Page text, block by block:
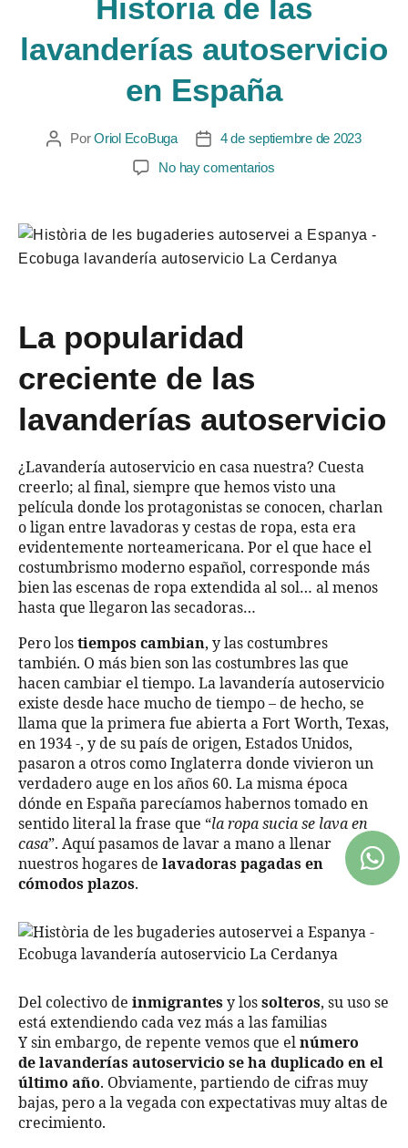
Historia de las
lavanderías autoservicio
en España
PorOriol EcoBuga
4 de septiembre de 2023
No hay comentarios
La popularidad
creciente de las
lavanderías autoservicio
¿Lavandería autoservicio en casa nuestra? Cuesta
creerlo; al final, siempre que hemos visto una
película donde los protagonistas se conocen, charlan
o ligan entre lavadoras y cestas de ropa, esta era
evidentemente norteamericana. Por el que hace el
costumbrismo moderno español, corresponde más
bien las escenas de ropa extendida al sol… al menos
hasta que llegaron las secadoras…
Pero los tiempos cambian, y las costumbres
también. O más bien son las costumbres las que
hacen cambiar el tiempo. La lavandería autoservicio
existe desde hace mucho de tiempo – de hecho, se
llama que la primera fue abierta a Fort Worth, Texas,
en 1934 -, y de su país de origen, Estados Unidos,
pasaron a otros como Inglaterra donde vivieron un
verdadero auge en los años 60. La misma época
dónde en España parecíamos habernos tomado en
sentido literal la frase que “la ropa sucia se lava en
casa”. Aquí pasamos de lavar a mano a llenar
nuestros hogares de lavadoras pagadas en
cómodos plazos.
Del colectivo de inmigrantes y los solteros, su uso se
está extendiendo cada vez más a las familias
Y sin embargo, de repente vemos que el número
de lavanderías autoservicio se ha duplicado en el
último año. Obviamente, partiendo de cifras muy
bajas, pero a la vegada con expectativas muy altas de
crecimiento.